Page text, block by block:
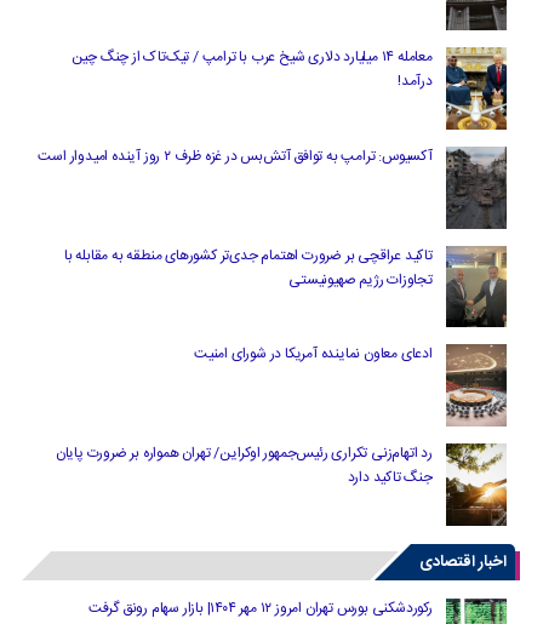
معامله ۱۴ میلیارد دلاری شیخ عرب با ترامپ / تیک‌تاک از چنگ چین
درآمد!
آکسیوس: ترامپ به توافق آتش‌بس در غزه ظرف ۲ روز آینده امیدوار است
تاکید عراقچی بر ضرورت اهتمام جدی‌تر کشورهای منطقه به مقابله با
تجاوزات رژیم صهیونیستی
ادعای معاون نماینده آمریکا در شورای امنیت
رد اتهام‌زنی تکراری رئیس‌جمهور اوکراین/ تهران همواره بر ضرورت پایان
جنگ تاکید دارد
اخبار اقتصادی
رکوردشکنی بورس تهران امروز ۱۲ مهر ۱۴۰۴| بازار سهام رونق گرفت